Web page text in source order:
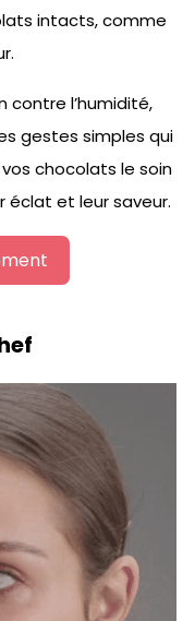
intacts, comme
l’humidité,
gestes simples qui
chocolats le soin
éclat et leur saveur.